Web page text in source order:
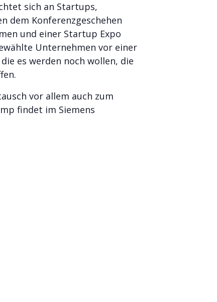
sich an Startups,
dem Konferenzgeschehen
und einer Startup Expo
Unternehmen vor einer
es werden noch wollen, die
vor allem auch zum
findet im Siemens